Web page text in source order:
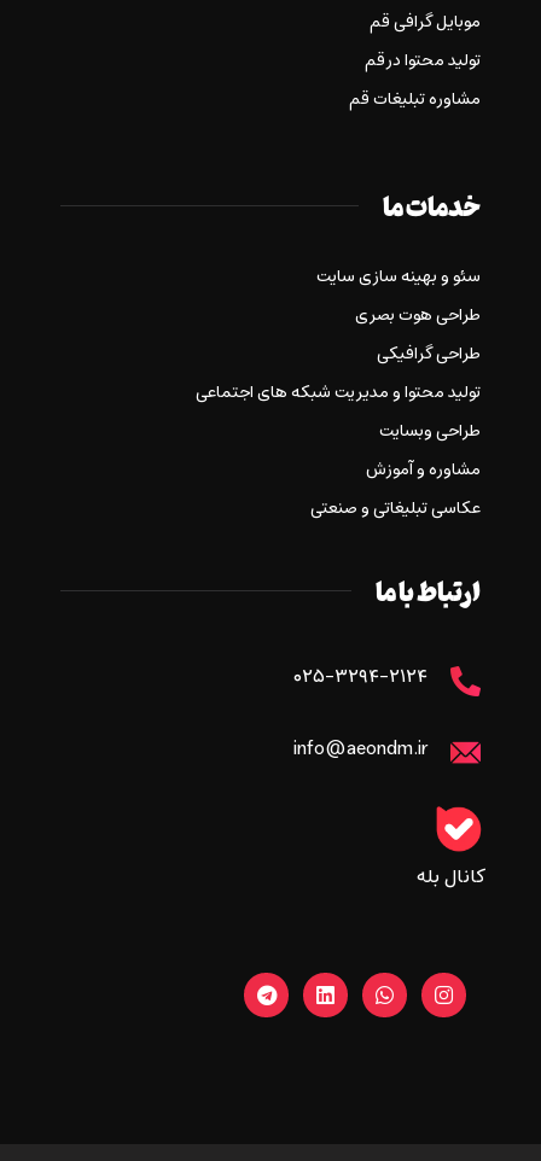
موبایل گرافی قم
تولید محتوا در قم
مشاوره تبلیغات قم
خدمات ما
سئو و بهینه سازی سایت
طراحی هوت بصری
طراحی گرافیکی
تولید محتوا و مدیریت شبکه های اجتماعی
طراحی وبسایت
مشاوره و آموزش
عکاسی تبلیغاتی و صنعتی
ارتباط با ما
۰۲۵-۳۲۹۴-۲۱۲۴
info@aeondm.ir
کانال بله